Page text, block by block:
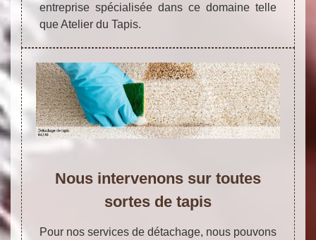
entreprise spécialisée dans ce domaine telle
que Atelier du Tapis.
Nous intervenons sur toutes
sortes de tapis
Pour nos services de détachage, nous pouvons